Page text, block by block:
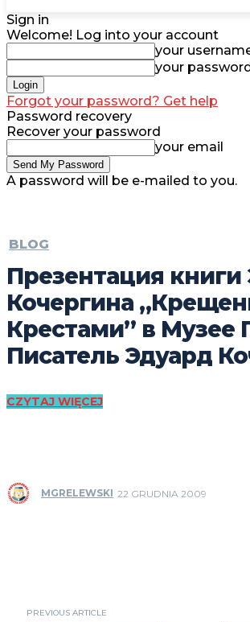
Sign in
Welcome! Log into your account
your
your
Forgot your password? Get help
Password recovery
Recover your password
your email
A password will be e-mailed to you.
BLOG
Презентация книги
Кочергина
Крестами” в Музее
Писатель Эдуард
CZYTAJ WIĘCEJ
MGRELEWSKI 22 GRUDNIA 2009
PREVIOUS ARTICLE